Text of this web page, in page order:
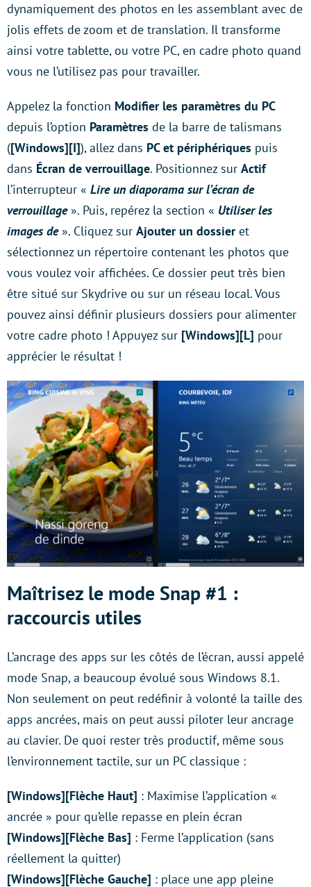
dynamiquement des photos en les assemblant avec de
jolis effets de zoom et de translation. Il transforme
ainsi votre tablette, ou votre PC, en cadre photo quand
vous ne l’utilisez pas pour travailler.
Appelez la fonction Modifier les paramètres du PC
depuis l’option Paramètres de la barre de talismans
([Windows][I]), allez dans PC et périphériques puis
dans Écran de verrouillage. Positionnez sur Actif
l’interrupteur « Lire un diaporama sur l’écran de
verrouillage». Puis, repérez la section « Utiliser les
images de». Cliquez sur Ajouter un dossieret
sélectionnez un répertoire contenant les photos que
vous voulez voir affichées. Ce dossier peut très bien
être situé sur Skydrive ou sur un réseau local. Vous
pouvez ainsi définir plusieurs dossiers pour alimenter
votre cadre photo ! Appuyez sur [Windows][L] pour
apprécier le résultat !
Maîtrisez le mode Snap #1 :
raccourcis utiles
L’ancrage des apps sur les côtés de l’écran, aussi appelé
mode Snap, a beaucoup évolué sous Windows 8.1.
Non seulement on peut redéfinir à volonté la taille des
apps ancrées, mais on peut aussi piloter leur ancrage
au clavier. De quoi rester très productif, même sous
l’environnement tactile, sur un PC classique :
[Windows][Flèche Haut] : Maximise l’application «
ancrée » pour qu’elle repasse en plein écran
[Windows][Flèche Bas] : Ferme l’application (sans
réellement la quitter)
[Windows][Flèche Gauche] : place une app pleine